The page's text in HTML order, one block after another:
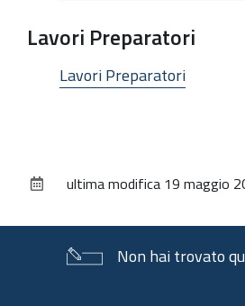
Lavori Preparatori
Lavori Preparatori
documentoultima modifica 19 maggio
Non hai trovato